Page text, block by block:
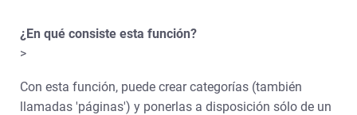
¿En qué consiste esta función?
>
Con esta función, puede crear categorías (también
llamadas 'páginas') y ponerlas a disposición sólo de un